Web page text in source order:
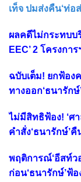
เท็จ ปมส่งคืน‘ท่อ
ผลคดีไม่กระทบบ
EEC’ 2 โครงกา
ฉบับเต็ม! ยกฟ้อง
ทางออก‘ธนารัก
ไม่มีสิทธิฟ้อง! ‘ศ
คำสั่ง‘ธนารักษ์’
พฤติการณ์‘อีสท์วอ
ก่อน‘ธนารักษ์’ฟ้อ